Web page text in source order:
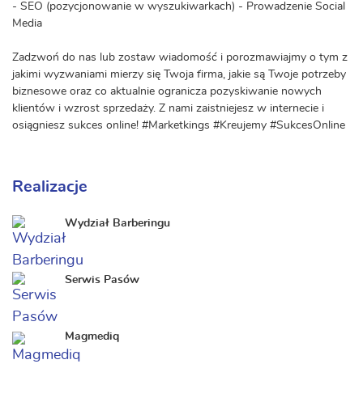
- SEO (pozycjonowanie w wyszukiwarkach) - Prowadzenie Social
Media
Zadzwoń do nas lub zostaw wiadomość i porozmawiajmy o tym z
jakimi wyzwaniami mierzy się Twoja firma, jakie są Twoje potrzeby
biznesowe oraz co aktualnie ogranicza pozyskiwanie nowych
klientów i wzrost sprzedaży. Z nami zaistniejesz w internecie i
osiągniesz sukces online! #Marketkings #Kreujemy #SukcesOnline
Realizacje
Wydział Barberingu
Serwis Pasów
Magmediq